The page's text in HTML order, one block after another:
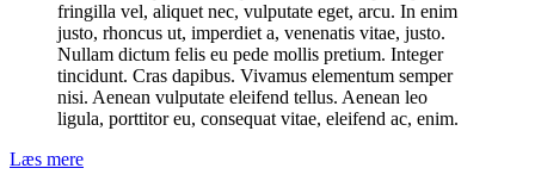
fringilla vel, aliquet nec, vulputate eget, arcu. In enim
justo, rhoncus ut, imperdiet a, venenatis vitae, justo.
Nullam dictum felis eu pede mollis pretium. Integer
tincidunt. Cras dapibus. Vivamus elementum semper
nisi. Aenean vulputate eleifend tellus. Aenean leo
ligula, porttitor eu, consequat vitae, eleifend ac, enim.
Læs mere